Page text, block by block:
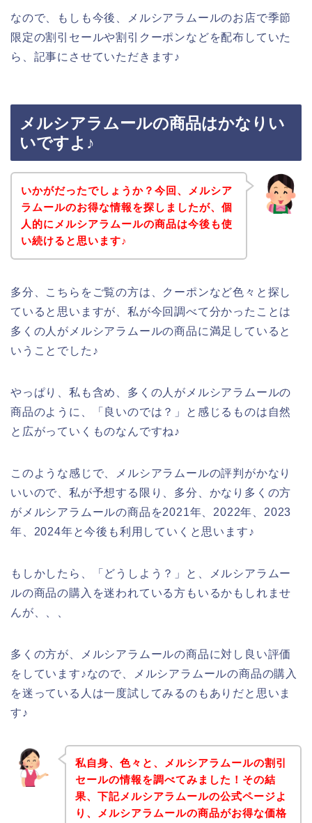
なので、もしも今後、メルシアラムールのお店で季節
限定の割引セールや割引クーポンなどを配布していた
ら、記事にさせていただきます♪
メルシアラムールの商品はかなりい
いですよ♪
いかがだったでしょうか？今回、メルシア
ラムールのお得な情報を探しましたが、個
人的にメルシアラムールの商品は今後も使
い続けると思います♪
多分、こちらをご覧の方は、クーポンなど色々と探し
ていると思いますが、私が今回調べて分かったことは
多くの人がメルシアラムールの商品に満足していると
いうことでした♪
やっぱり、私も含め、多くの人がメルシアラムールの
商品のように、「良いのでは？」と感じるものは自然
と広がっていくものなんですね♪
このような感じで、メルシアラムールの評判がかなり
いいので、私が予想する限り、多分、かなり多くの方
がメルシアラムールの商品を2021年、2022年、2023
年、2024年と今後も利用していくと思います♪
もしかしたら、「どうしよう？」と、メルシアラムー
ルの商品の購入を迷われている方もいるかもしれませ
んが、、、
多くの方が、メルシアラムールの商品に対し良い評価
をしています♪なので、メルシアラムールの商品の購入
を迷っている人は一度試してみるのもありだと思いま
す♪
私自身、色々と、メルシアラムールの割引
セールの情報を調べてみました！その結
果、下記メルシアラムールの公式ページよ
り、メルシアラムールの商品がお得な価格